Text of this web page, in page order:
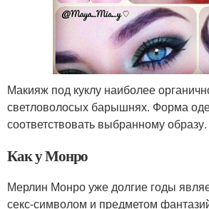
Макияж под куклу наиболее
светловолосых барышнях. Форма
соответствовать выбранному образу.
Как у Монро
Мерлин Монро уже долгие годы
секс-символом и предметом